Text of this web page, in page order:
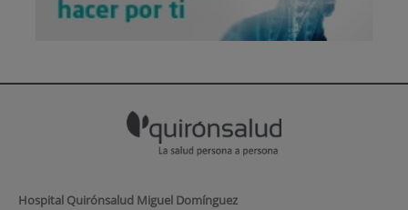
Hospital Quirónsalud Miguel Domínguez